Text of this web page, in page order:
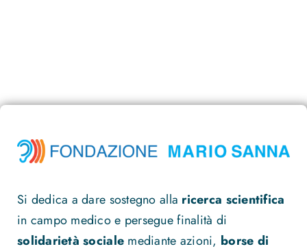
Si dedica a dare sostegno alla ricerca scientifica
in campo medico e persegue finalità di
solidarietà sociale mediante azioni, borse di